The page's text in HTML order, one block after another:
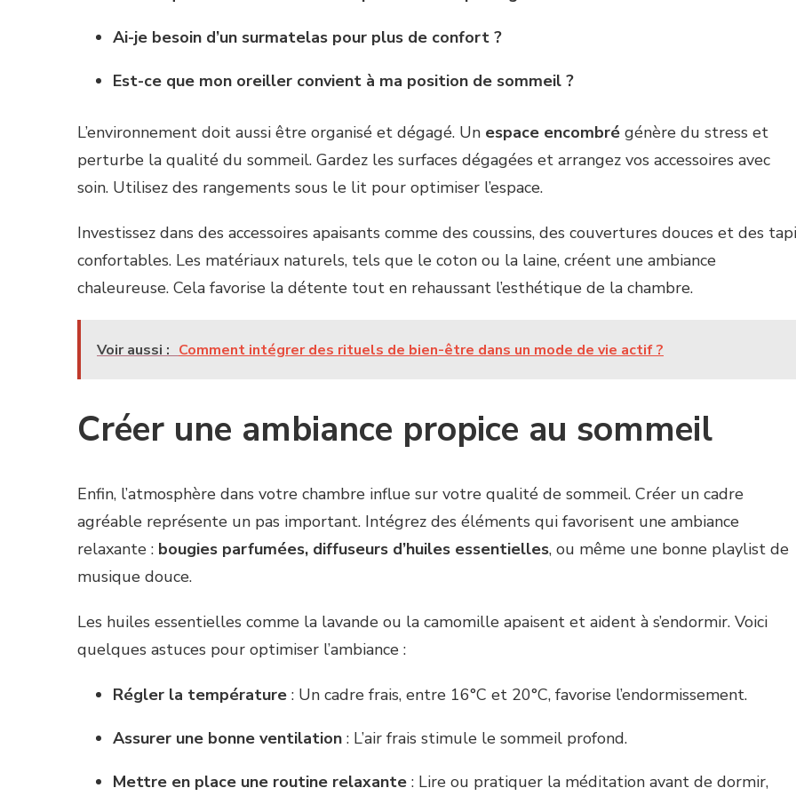
Ai-je besoin d’un surmatelas pour plus de confort ?
Est-ce que mon oreiller convient à ma position de sommeil ?
L’environnement doit aussi être organisé et dégagé. Un espace encombré génère du stress et
perturbe la qualité du sommeil. Gardez les surfaces dégagées et arrangez vos accessoires avec
soin. Utilisez des rangements sous le lit pour optimiser l’espace.
Investissez dans des accessoires apaisants comme des coussins, des couvertures douces et des
confortables. Les matériaux naturels, tels que le coton ou la laine, créent une ambiance
chaleureuse. Cela favorise la détente tout en rehaussant l’esthétique de la chambre.
Voir aussi : Comment intégrer des rituels de bien-être dans un mode de vie actif ?
Créer une ambiance propice au sommeil
Enfin, l’atmosphère dans votre chambre influe sur votre qualité de sommeil. Créer un cadre
agréable représente un pas important. Intégrez des éléments qui favorisent une ambiance
relaxante : bougies parfumées, diffuseurs d’huiles essentielles, ou même une bonne playlist de
musique douce.
Les huiles essentielles comme la lavande ou la camomille apaisent et aident à s’endormir. Voici
quelques astuces pour optimiser l’ambiance :
Régler la température : Un cadre frais, entre 16°C et 20°C, favorise l’endormissement.
Assurer une bonne ventilation : L’air frais stimule le sommeil profond.
Mettre en place une routine relaxante : Lire ou pratiquer la méditation avant de dormir,